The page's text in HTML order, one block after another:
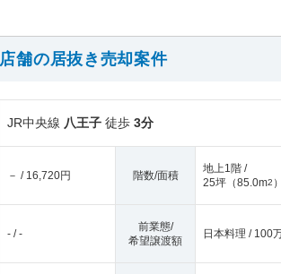
舗の居抜き売却案件
JR中央線 八王子 徒歩 3分
－ / 16,720円 階数/面積
地上1階 /
25坪 （85.0m2 ）
- / -
前業態/
希望譲渡額
日本料理 / 100